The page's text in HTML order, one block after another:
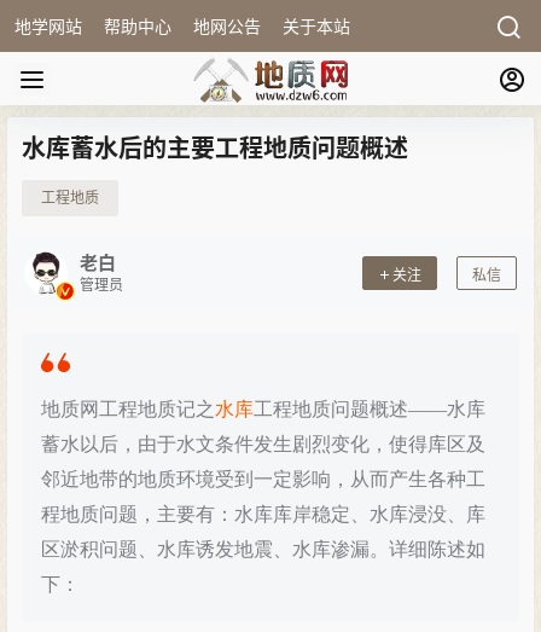
地学网站 帮助中心 地网公告 关于本站
水库蓄水后的主要工程地质问题概述
工程地质
老白
管理员
关注 私信
地质网工程地质记之 水库工程地质问题概述——水库
蓄水以后 ， 由于水文条件发生剧烈变化 ， 使得库区及
邻近地带的地质环境受到一定影响 ， 从而产生各种工
程地质问题 ， 主要有：水库库岸稳定、水库浸没、库
区淤积问题、水库诱发地震、水库渗漏。详细陈述如
下：